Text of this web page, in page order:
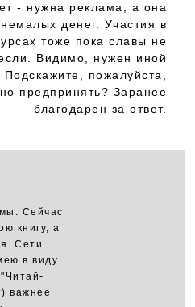
- нужна реклама, а она
немалых денег. Участия в
тоже пока славы не
Видимо, нужен иной
пожалуйста,
предпринять? Заранее
благодарен за ответ.
Сейчас
книгу, а
Сети
в виду
важнее